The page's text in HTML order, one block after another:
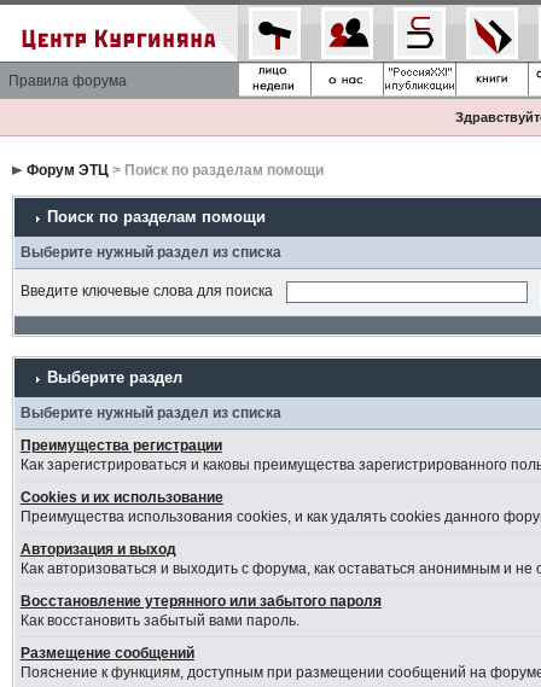
Правила форума
Форум ЭТЦ> Поиск по разделам помощи
Поиск по разделам помощи
Выберите нужный раздел из списка
Введите ключевые слова для поиска
Выберите раздел
Выберите нужный раздел из списка
Преимущества регистрации
Как зарегистрироваться и каковы преимущества зарегистрированного
Cookies и их использование
Преимущества использования cookies, и как удалять cookies данного
Авторизация и выход
Как авторизоваться и выходить с форума, как оставаться анонимным и
Восстановление утерянного или забытого пароля
Как восстановить забытый вами пароль.
Размещение сообщений
Пояснение к функциям, доступным при размещении сообщений на